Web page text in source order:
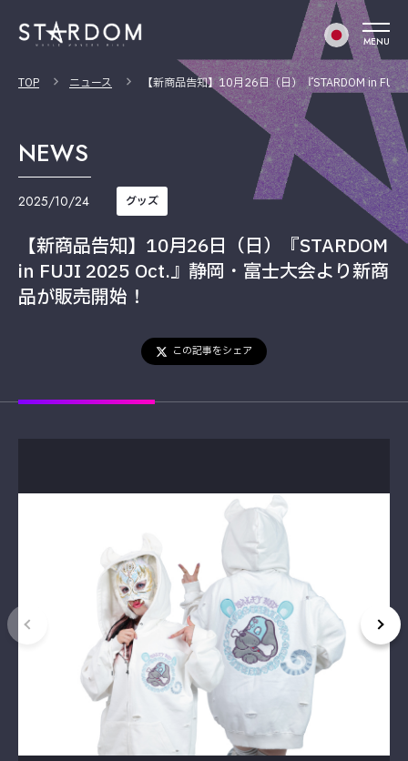
MENU
TOP ニュース 【新商品告知】10月26日（日）『STARDOM in
NEWS
2025/10/24 グッズ
【新商品告知】10月26日（日）『STARDOM
in FUJI 2025 Oct.』静岡・富士大会より新商
品が販売開始！
この記事をシェア